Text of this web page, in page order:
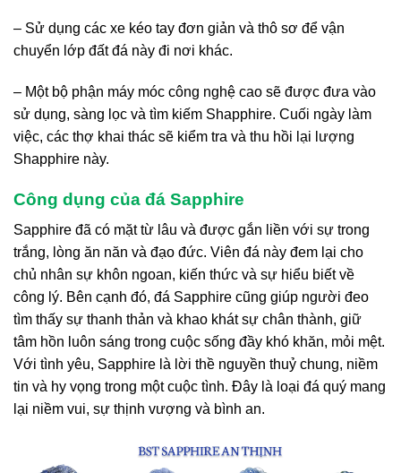
– Sử dụng các xe kéo tay đơn giản và thô sơ để vận
chuyển lớp đất đá này đi nơi khác.
– Một bộ phận máy móc công nghệ cao sẽ được đưa vào
sử dụng, sàng lọc và tìm kiếm Shapphire. Cuối ngày làm
việc, các thợ khai thác sẽ kiểm tra và thu hồi lại lượng
Shapphire này.
Công dụng của đá Sapphire
Sapphire đã có mặt từ lâu và được gắn liền với sự trong
trắng, lòng ăn năn và đạo đức. Viên đá này đem lại cho
chủ nhân sự khôn ngoan, kiến thức và sự hiểu biết về
công lý. Bên cạnh đó, đá Sapphire cũng giúp người đeo
tìm thấy sự thanh thản và khao khát sự chân thành, giữ
tâm hồn luôn sáng trong cuộc sống đầy khó khăn, mỏi mệt.
Với tình yêu, Sapphire là lời thề nguyền thuỷ chung, niềm
tin và hy vọng trong một cuộc tình. Đây là loại đá quý mang
lại niềm vui, sự thịnh vượng và bình an.